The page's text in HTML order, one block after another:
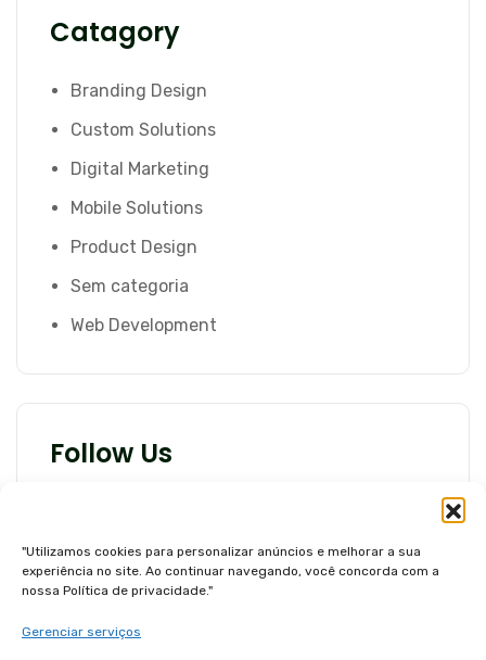
"Utilizamos cookies para personalizar anúncios e melhorar a sua
experiência no site. Ao continuar navegando, você concorda com a
nossa Política de privacidade."
Gerenciar serviços
Catagory
Branding Design
Custom Solutions
Digital Marketing
Mobile Solutions
Product Design
Sem categoria
Web Development
Follow Us
Tags